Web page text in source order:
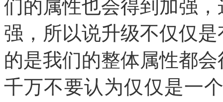
们的属性也会得到加强
强，所以说升级不仅仅
的是我们的整体属性都
千万不要认为仅仅是一